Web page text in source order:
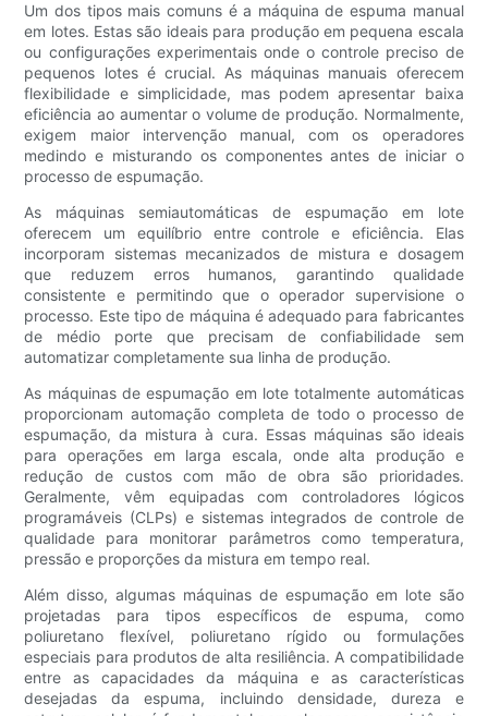
Um dos tipos mais comuns é a máquina de espuma manual
em lotes. Estas são ideais para produção em pequena escala
ou configurações experimentais onde o controle preciso de
pequenos lotes é crucial. As máquinas manuais oferecem
flexibilidade e simplicidade, mas podem apresentar baixa
eficiência ao aumentar o volume de produção. Normalmente,
exigem maior intervenção manual, com os operadores
medindo e misturando os componentes antes de iniciar o
processo de espumação.
As máquinas semiautomáticas de espumação em lote
oferecem um equilíbrio entre controle e eficiência. Elas
incorporam sistemas mecanizados de mistura e dosagem
que reduzem erros humanos, garantindo qualidade
consistente e permitindo que o operador supervisione o
processo. Este tipo de máquina é adequado para fabricantes
de médio porte que precisam de confiabilidade sem
automatizar completamente sua linha de produção.
As máquinas de espumação em lote totalmente automáticas
proporcionam automação completa de todo o processo de
espumação, da mistura à cura. Essas máquinas são ideais
para operações em larga escala, onde alta produção e
redução de custos com mão de obra são prioridades.
Geralmente, vêm equipadas com controladores lógicos
programáveis ​​(CLPs) e sistemas integrados de controle de
qualidade para monitorar parâmetros como temperatura,
pressão e proporções da mistura em tempo real.
Além disso, algumas máquinas de espumação em lote são
projetadas para tipos específicos de espuma, como
poliuretano flexível, poliuretano rígido ou formulações
especiais para produtos de alta resiliência. A compatibilidade
entre as capacidades da máquina e as características
desejadas da espuma, incluindo densidade, dureza e